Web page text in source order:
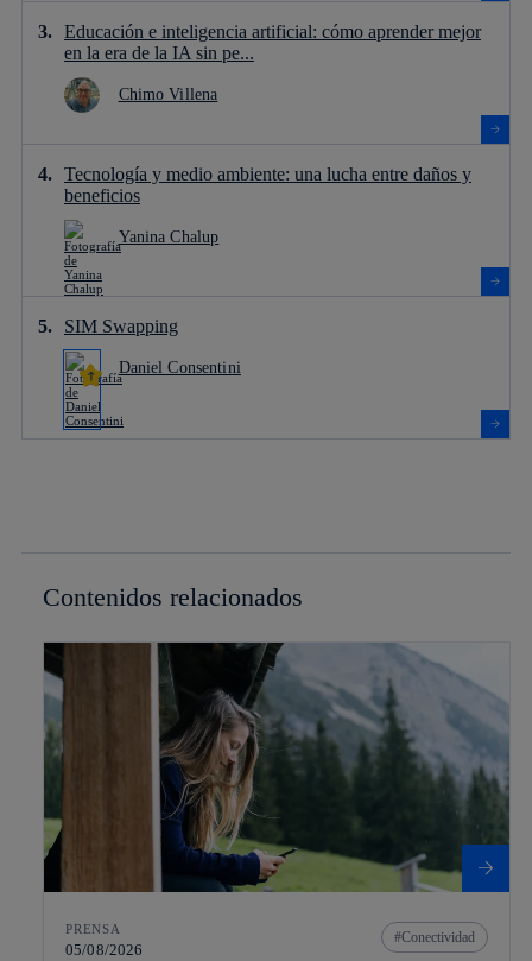
Educación e inteligencia artificial: cómo aprender mejor
en la era de la IA sin pe...
Chimo Villena
Tecnología y medio ambiente: una lucha entre daños y
beneficios
Yanina Chalup
SIM Swapping
Daniel Consentini
Contenidos relacionados
PRENSA
05/08/2026
Conectividad